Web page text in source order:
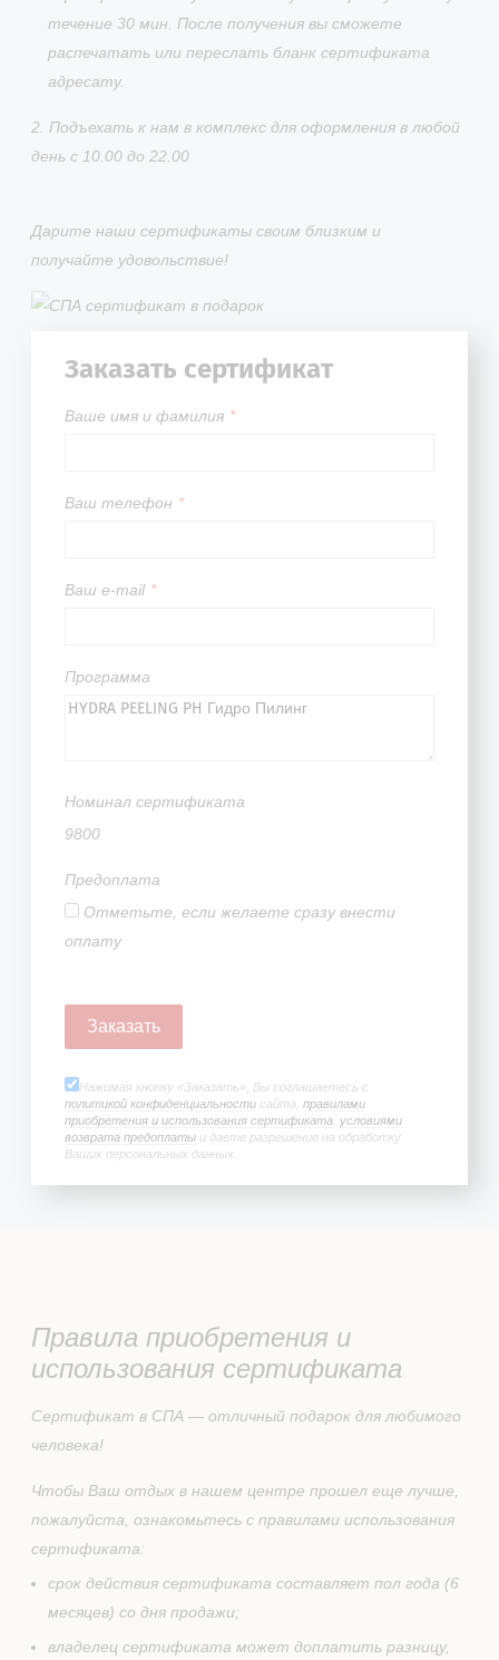
течение 30 мин. После получения вы сможете
распечатать или переслать бланк сертификата
адресату.
2. Подъехать к нам в комплекс для оформления в любой
день с 10.00 до 22.00
Дарите наши сертификаты своим близким и
получайте удовольствие!
Заказать сертификат
Вашe имя и фамилия *
Ваш телефон *
Ваш e-mail *
Программа
Номинал сертификата
9800
Предоплата
Отметьте, если желаете сразу внести
оплату
Нажимая кнопку «Заказать», Вы соглашаетесь с
политикой конфиденциальности сайта,правилами
приобретения и использования сертификата условиями
возврата предоплаты и даете разрешение на обработку
Ваших персональных данных.
Правила приобретения и
использования сертификата
Сертификат в СПА — отличный подарок для любимого
человека!
Чтобы Ваш отдых в нашем центре прошел еще лучше,
пожалуйста, ознакомьтесь с правилами использования
сертификата:
срок действия сертификата составляет пол года (6
месяцев) со дня продажи;
владелец сертификата может доплатить разницу,